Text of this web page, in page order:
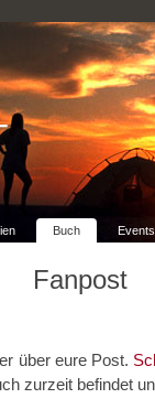
Buch Events
Fanpost
über eure Post.
zurzeit befindet